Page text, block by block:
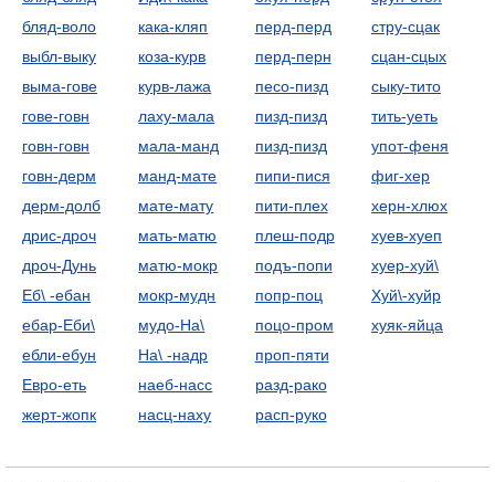
бляд-воло
выбл-выку
выма-гове
гове-говн
говн-говн
говн-дерм
дерм-долб
дрис-дроч
дроч-Дунь
Еб\ -ебан
ебар-Еби\
ебли-ебун
Евро-еть
жерт-жопк
кака-кляп
коза-курв
курв-лажа
лаху-мала
мала-манд
манд-мате
мате-мату
мать-матю
матю-мокр
мокр-мудн
мудо-На\
На\ -надр
наеб-насс
насц-наху
перд-перд
перд-перн
песо-пизд
пизд-пизд
пизд-пизд
пипи-пися
пити-плех
плеш-подр
подъ-попи
попр-поц
поцо-пром
проп-пяти
разд-рако
расп-руко
стру-сцак
сцан-сцых
сыку-тито
тить-уеть
упот-феня
фиг-хер
херн-хлюх
хуев-хуеп
хуер-хуй\
Хуй\-хуйр
хуяк-яйца